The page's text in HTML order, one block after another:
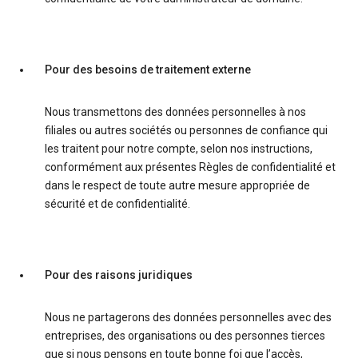
Pour des besoins de traitement externe
Nous transmettons des données personnelles à nos
filiales ou autres sociétés ou personnes de confiance qui
les traitent pour notre compte, selon nos instructions,
conformément aux présentes Règles de confidentialité et
dans le respect de toute autre mesure appropriée de
sécurité et de confidentialité.
Pour des raisons juridiques
Nous ne partagerons des données personnelles avec des
entreprises, des organisations ou des personnes tierces
que si nous pensons en toute bonne foi que l’accès,